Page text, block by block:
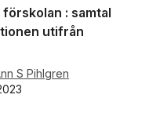
: samtal
utifrån
S Pihlgren